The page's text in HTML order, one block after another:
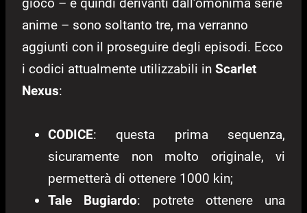
anime – sono soltanto tre, ma verranno
aggiunti con il proseguire degli episodi. Ecco
i codici attualmente utilizzabili in Scarlet
Nexus:
CODICE: questa prima sequenza,
sicuramente non molto originale, vi
permetterà di ottenere 1000 kin;
Tale Bugiardo: potrete ottenere una